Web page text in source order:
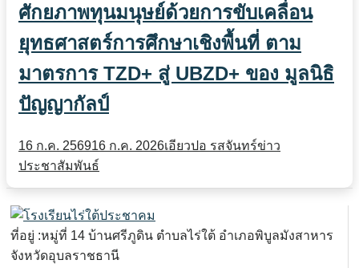
ศักยภาพทุนมนุษย์ด้วยการขับเคลื่อน
ยุทธศาสตร์การศึกษาเชิงพื้นที่ ตาม
มาตรการ TZD+ สู่ UBZD+ ของ มูลนิธิ
ปัญญากัลป์
16 ก.ค. 256916 ก.ค. 2026เอียวปอ รสจันทร์ข่าว
ประชาสัมพันธ์
ที่อยู่ :หมู่ที่ 14 บ้านศรีภูดิน ตำบลไร่ใต้ อำเภอพิบูลมังสาหาร
จังหวัดอุบลราชธานี